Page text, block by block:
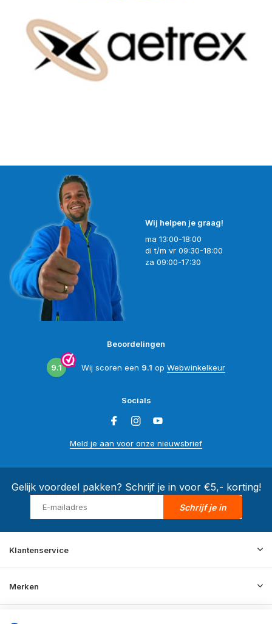
Wij helpen je graag!
ma 13:00-18:00
di t/m vr 09:30-18:00
za 09:00-17:30
Beoordelingen
9.1 Wij scoren een 9.1 op Webwinkelkeur
Socials
Meld je aan voor onze nieuwsbrief
Gelijk voordeel pakken? Schrijf je in voor €5,- korting!
Schrijf je in
Klantenservice
Merken